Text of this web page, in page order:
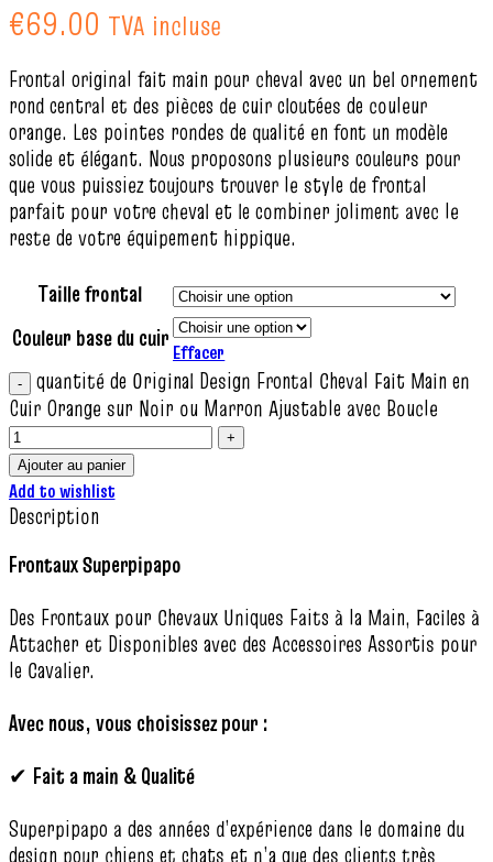
€69.00 TVA incluse
Frontal original fait main pour cheval avec un bel ornement
rond central et des pièces de cuir cloutées de couleur
orange. Les pointes rondes de qualité en font un modèle
solide et élégant. Nous proposons plusieurs couleurs pour
que vous puissiez toujours trouver le style de frontal
parfait pour votre cheval et le combiner joliment avec le
reste de votre équipement hippique.
Taille frontal
Couleur base du cuir Effacer
quantité de Original Design Frontal Cheval Fait Main en
Cuir Orange sur Noir ou Marron Ajustable avec Boucle
Ajouter au panier
Add to wishlist
Description
Frontaux Superpipapo
Des Frontaux pour Chevaux Uniques Faits à la Main, Faciles à
Attacher et Disponibles avec des Accessoires Assortis pour
le Cavalier.
Avec nous, vous choisissez pour :
✔ Fait a main & Qualité
Superpipapo a des années d’expérience dans le domaine du
design pour chiens et chats et n’a que des clients très